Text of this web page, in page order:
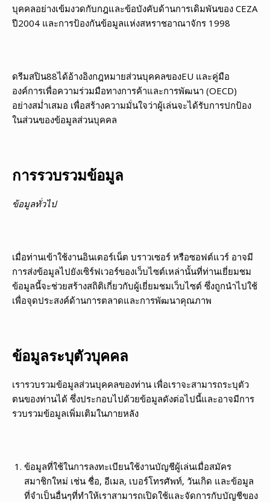
บุคคลอย่างเข้มงวดกับกฎและข้อบังคับด้านการเดิมพันของ CEZA
ปี2004 และการป้องกันข้อมูลแห่งสหราชอาณาจักร 1998
ดรีมสปิน88ได้อ้างอิงกฎหมายส่วนบุคคลของEU และคู่มือ
องค์การเพื่อความร่วมมือทางการค้าและการพัฒนา (OECD)
อย่างสม่ำเสมอ เพื่อสร้างความมั่นใจว่าผู้เล่นจะได้รับการปกป้อง
ในส่วนของข้อมูลส่วนบุคคล
การรวบรวมข้อมูล
ข้อมูลทั่วไป
เมื่อท่านเข้าใช้งานอินเตอร์เน็ต บราวเซอร์ หรือซอฟต์แวร์ อาจมี
การส่งข้อมูลไปยังเซิร์ฟเวอร์ของเว็บไซต์เหล่านั้นที่ท่านเยี่ยมชม
ข้อมูลนี้จะช่วยสร้างสถิติเกี่ยวกับผู้เยี่ยมชมเว็บไซต์ ซึ่งถูกนำไปใช้
เพื่อจุดประสงค์ด้านการตลาดและการพัฒนาคุณภาพ
ข้อมูลระบุตัวบุคคล
เรารวบรวมข้อมูลส่วนบุคคลของท่าน เพื่อเราจะสามารถระบุตัว
ตนของท่านได้ ซึ่งประกอบไปด้วยข้อมูลดังต่อไปนี้และอาจมีการ
รวบรวมข้อมูลเพิ่มเติมในภายหลัง
ข้อมูลที่ใช้ในการลงทะเบียนใช้งานบัญชีผู้เล่นเมื่อสมัคร
สมาชิกใหม่ เช่น ชื่อ, อีเมล, เบอร์โทรศัพท์, วันเกิด และข้อมูล
ที่จำเป็นอื่นๆที่ทำให้เราสามารถเปิดใช้และจัดการกับบัญชีของ